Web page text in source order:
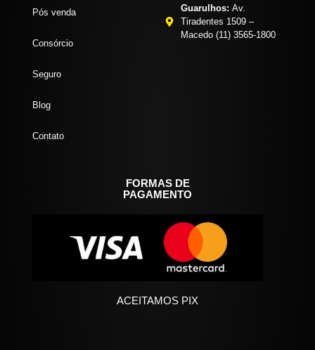
Pós venda
Consórcio
Seguro
Blog
Contato
Guarulhos: Av.
Tiradentes 1509 –
Macedo (11) 3565-1800
FORMAS DE
PAGAMENTO
ACEITAMOS PIX